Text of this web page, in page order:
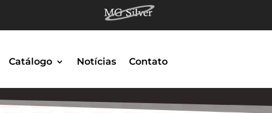
Catálogo Notícias Contato